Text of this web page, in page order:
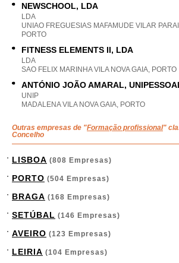
NEWSCHOOL, LDA
LDA
UNIAO FREGUESIAS MAFAMUDE VILAR
PORTO
FITNESS ELEMENTS II, LDA
LDA
SAO FELIX MARINHA VILA NOVA GAIA, PORTO
ANTÓNIO JOÃO AMARAL,
UNIP
MADALENA VILA NOVA GAIA, PORTO
Outras empresas de "Formação profissional"
Concelho
LISBOA (808 Empresas)
PORTO (504 Empresas)
BRAGA (168 Empresas)
SETÚBAL (146 Empresas)
AVEIRO (123 Empresas)
LEIRIA (104 Empresas)